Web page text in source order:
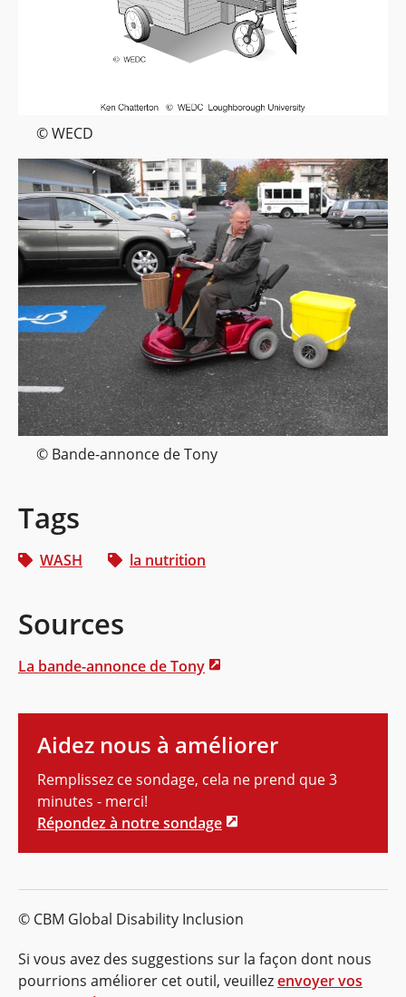
© WECD
© Bande-annonce de Tony
Tags
WASH la nutrition
Sources
La bande-annonce de Tony
Aidez nous à améliorer
Remplissez ce sondage, cela ne prend que 3
minutes - merci!
Répondez à notre sondage
© CBM Global Disability Inclusion
Si vous avez des suggestions sur la façon dont nous
pourrions améliorer cet outil, veuillezenvoyer vos